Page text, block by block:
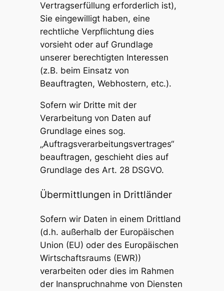
Vertragserfüllung erforderlich ist),
Sie eingewilligt haben, eine
rechtliche Verpflichtung dies
vorsieht oder auf Grundlage
unserer berechtigten Interessen
(z.B. beim Einsatz von
Beauftragten, Webhostern, etc.).
Sofern wir Dritte mit der
Verarbeitung von Daten auf
Grundlage eines sog.
„Auftragsverarbeitungsvertrages“
beauftragen, geschieht dies auf
Grundlage des Art. 28 DSGVO.
Übermittlungen in Drittländer
Sofern wir Daten in einem Drittland
(d.h. außerhalb der Europäischen
Union (EU) oder des Europäischen
Wirtschaftsraums (EWR))
verarbeiten oder dies im Rahmen
der Inanspruchnahme von Diensten